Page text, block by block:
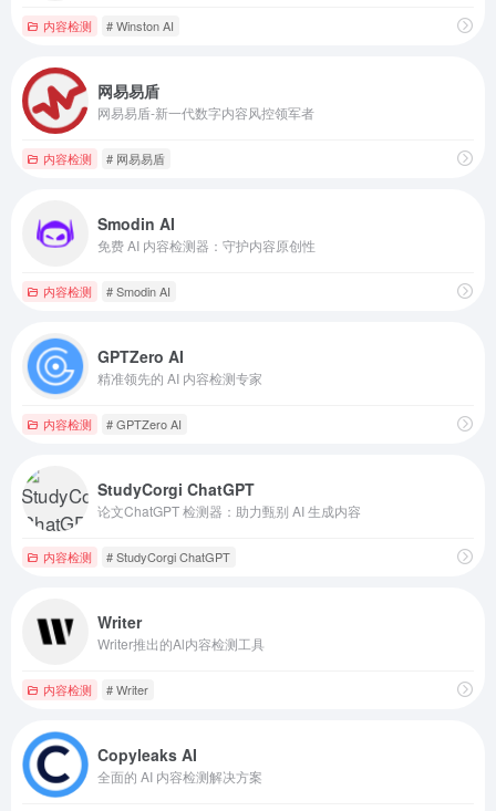
内容检测 # Winston AI
网易易盾
网易易盾-新一代数字内容风控领军者
内容检测 # 网易易盾
Smodin AI
免费 AI 内容检测器：守护内容原创性
内容检测 # Smodin AI
GPTZero AI
精准领先的 AI 内容检测专家
内容检测 # GPTZero AI
StudyCorgi ChatGPT
论文ChatGPT 检测器：助力甄别 AI 生成内容
内容检测 # StudyCorgi ChatGPT
Writer
Writer推出的Al内容检测工具
内容检测 # Writer
Copyleaks AI
全面的 AI 内容检测解决方案